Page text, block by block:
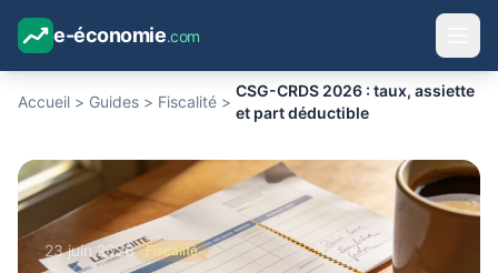
e-économie.com
Accueil > Guides > Fiscalité >
CSG-CRDS 2026 : taux, assiette
et part déductible
23 juin 2026 Fiscalité